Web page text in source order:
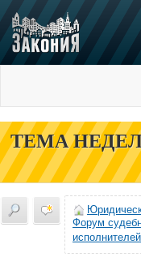
ТЕМА
Форум
исполнителей